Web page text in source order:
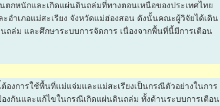
ตกหนักและเกิดแผ่นดินถล่มที่ทางตอนเหนือของประเทศไทย
ะอำเภอแม่สะเรียง จังหวัดแม่ฮ่องสอน ดังนั้นคณะผู้วิจัยได้เดิน
ถล่ม และศึกษาระบบการจัดการ เนื่องจากพื้นที่นี้มีการเตือน
งการใช้พื้นที่แม่แจ่มและแม่สะเรียงเป็นกรณีตัวอย่างในการ
งกันและแก้ไขในกรณีเกิดแผ่นดินถล่ม ทั้งด้านระบบการเตือน